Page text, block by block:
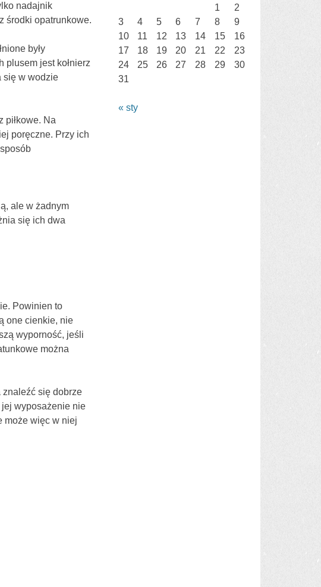
nadajnik
środki opatrunkowe.
były
plusem jest kołnierz
się w wodzie
piłkowe. Na
poręczne. Przy ich
ale w żadnym
się ich dwa
Powinien to
one cienkie, nie
wyporność, jeśli
można
się dobrze
wyposażenie nie
może więc w niej
1
2
3
4 5 6 7 8
9
10
11 12 13 14 15
16
17
18 19 20 21 22
23
24
25 26 27 28 29
30
31
« sty